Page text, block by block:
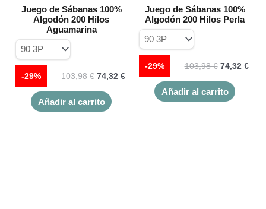
Juego de Sábanas 100%
Algodón 200 Hilos
Aguamarina
103,98€ 74,32 €
-29%
Añadir al carrito
elegir
producto
Juego de Sábanas 100%
Algodón 200 Hilos Perla
103,98€ 74,32 €
-29%
Añadir al carrito
elegir
en
de